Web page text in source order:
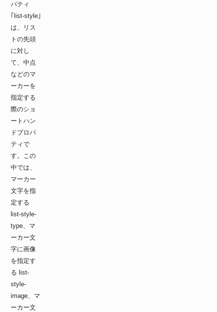
パティ
｢list-style｣
は、リス
トの先頭
に対し
て、中点
などのマ
ーカーを
指定する
際のショ
ートハン
ドプロパ
ティで
す。この
中では、
マーカー
文字を指
定する
list-style-
type、マ
ーカー文
字に画像
を指定す
る list-
style-
image、マ
ーカー文